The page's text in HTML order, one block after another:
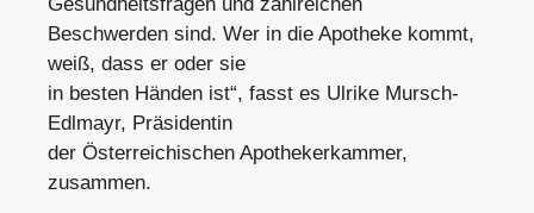
Beschwerden sind. Wer in die Apotheke kommt,
weiß, dass er oder sie
in besten Händen ist“, fasst es Ulrike Mursch-
Edlmayr, Präsidentin
der Österreichischen Apothekerkammer,
zusammen.